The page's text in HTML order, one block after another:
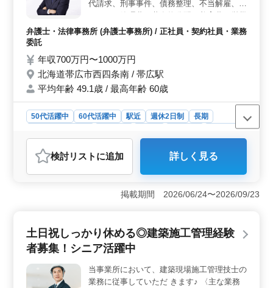
代請求、刑事事件、債務整理、不当解雇、マ
事故、離婚相談など 40歳以上、50代も活躍
弁護士・法律事務所 (弁護士事務所) / 正社員・契約社員・業務
委託
年収700万円〜1000万円
北海道帯広市西四条南 / 帯広駅
平均年齢 49.1歳 / 最高年齢 60歳
50代活躍中 60代活躍中 駅近 週休2日制
長期
業務委託
おすすめポイント
＜帯広市での弁護士の経験者募集♫＞ 北海道帯広市にあ
る弁護士事務所では、経験豊かな弁護士を募集していま
す。様々な案件に対応し、地域の方々の法的ニーズに応
きる環境を整えています。 ＜週休4日制・長期休暇あ
り＞ 週休4日制度を導入しており、働きやすい環境を提
GW休暇なども設けられており、十分な休息を確保できま
す。仕事とプライベートの両立がしやすい環境が整って
検討リスト に追加 詳しく見る
掲載期間 2026/06/24〜2026/09/23
土日祝しっかり休める◎建築施工管理経験
者募集！シニア活躍中
当事業所において、建築現場施工管理技士の
業務に従事していただ きます♪ 〈主な業務